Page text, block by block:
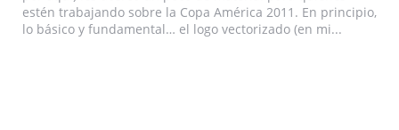
estén trabajando sobre la Copa América 2011. En principio,
lo básico y fundamental… el logo vectorizado (en mi...